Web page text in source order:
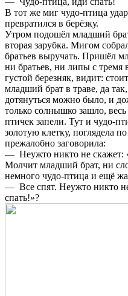
В тот же миг чудо-птица
превра­тился в берёзку.
Утром подошёл младший
вторая зарубка. Мигом
братьев выручать. Пришёл
ни братьев, ни липы с тре­мя
густой березняк, видит:
младший брат в траве, да
дотянуться можно было, и
толь­ко солнышко зашло,
птичек запе­ли. Тут и чудо-
золотую клетку, поглядела
прежалобно заговорила:
— Неужто никто не скажет:
Молчит младший брат, ни
немного чудо-птица и ещё
— Все спят. Неужто никто
спать!»?